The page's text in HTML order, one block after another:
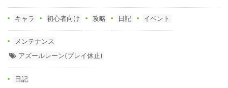
キャラ 初心者向け 攻略 日記 イベント
メンテナンス
アズールレーン(プレイ休止)
日記